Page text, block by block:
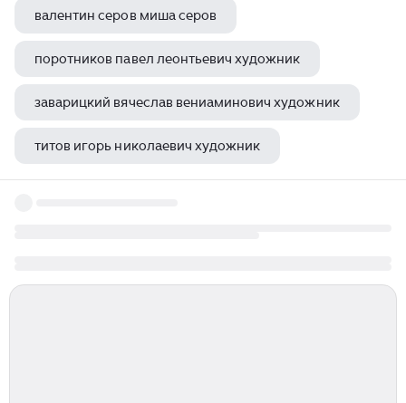
валентин серов миша серов
поротников павел леонтьевич художник
заварицкий вячеслав вениаминович художник
титов игорь николаевич художник